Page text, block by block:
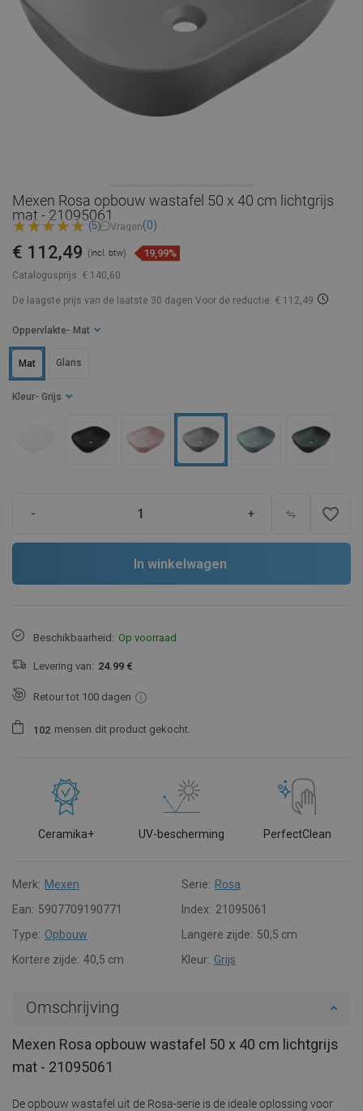
Mexen Rosa opbouw wastafel 50 x 40 cm lichtgrijs
mat - 21095061
(5) Vragen(0)
Catalogusprijs: € 140,60
€ 112,49 (incl. btw) 19,99%
De laagste prijs van de laatste 30 dagen Voor de reductie: € 112,49
Kleur - Grijs
Oppervlakte - Mat
Mat Glans
- + favorite_border
In winkelwagen
Beschikbaarheid: Op voorraad
Levering van: 24.99 €
Retour tot 100 dagen
1 02 mensen dit product gekocht.
Ceramika+ UV-bescherming PerfectClean
Merk: Mexen Serie: Rosa
Ean: 5907709190771 Index: 21095061
Type: Opbouw Langere zijde: 50,5 cm
Kortere zijde: 40,5 cm Kleur: Grijs
Omschrijving
Mexen Rosa opbouw wastafel 50 x 40 cm lichtgrijs
mat - 21095061
De opbouw wastafel uit de Rosa-serie is de ideale oplossing voor